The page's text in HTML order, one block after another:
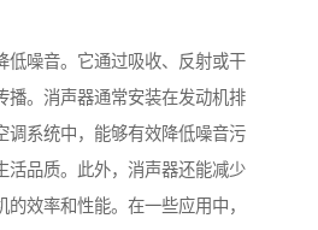
低噪音。它通过吸收、反射或干
播。消声器通常安装在发动机排
调系统中，能够有效降低噪音污
活品质。此外，消声器还能减少
效率和性能。在一些应用中，